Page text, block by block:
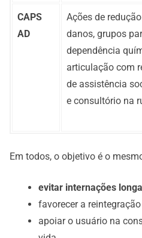
CAPS
AD
Ações de
danos, grupos
dependência
articulação com
de assistência
e consultório na
Em todos, o objetivo é o
evitar internações
favorecer a
apoiar o usuário na